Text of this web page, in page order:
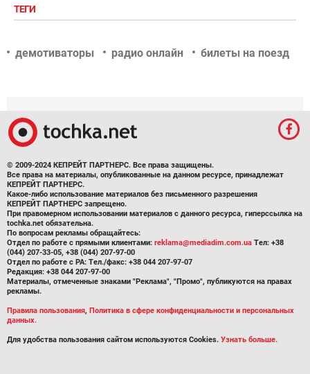
ТЕГИ
демотиваторы радио онлайн билеты на поезд
© 2009-2024 КЕПРЕЙТ ПАРТНЕРС. Все права защищены.
Все права на материалы, опубликованные на данном ресурсе, принадлежат
КЕПРЕЙТ ПАРТНЕРС.
Какое-либо использование материалов без письменного разрешения
КЕПРЕЙТ ПАРТНЕРС запрещено.
При правомерном использовании материалов с данного ресурса, гиперссылка на
tochka.net обязательна.
По вопросам рекламы обращайтесь:
Отдел по работе с прямыми клиентами: reklama@mediadim.com.ua Тел: +38
(044) 207-33-05, +38 (044) 207-97-00
Отдел по работе с РА: Тел./факс: +38 044 207-97-07
Редакция: +38 044 207-97-00
Материалы, отмеченные знаками "Реклама", "Промо", публикуются на правах
рекламы.
Правила пользования, Политика в сфере конфиденциальности и персональных
данных.
Для удобства пользования сайтом используются Cookies. Узнать больше.